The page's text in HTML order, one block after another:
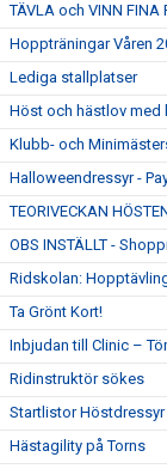
TÄVLA och VINN FINA
Hoppträningar Våren
Lediga stallplatser
Höst och hästlov med
Klubb- och
Halloweendressyr -
TEORIVECKAN
OBS INSTÄLLT -
Ridskolan:
Ta Grönt Kort!
Inbjudan till Clinic –
Ridinstruktör sökes
Startlistor Höstdressyr
Hästagility på Torns